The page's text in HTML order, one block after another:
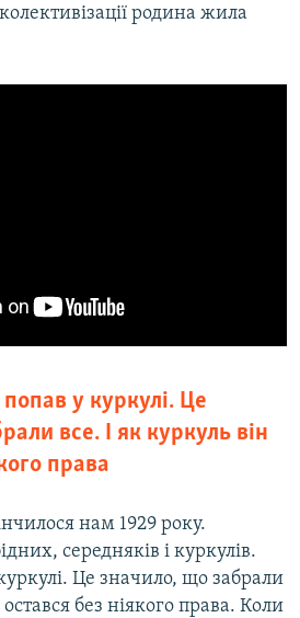
родина жила
у куркулі. Це
все. І як куркуль він
права
нам 1929 року.
середняків і куркулів.
Це значило, що забрали
без ніякого права. Коли